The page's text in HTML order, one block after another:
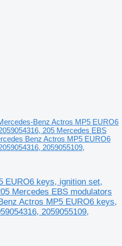
Benz Actros MP5 EURO6
205 Mercedes EBS
Benz Actros MP5 EURO6
2059055109,
EURO6 keys, ignition set,
Mercedes EBS modulators
Actros MP5 EURO6 keys,
2059055109,